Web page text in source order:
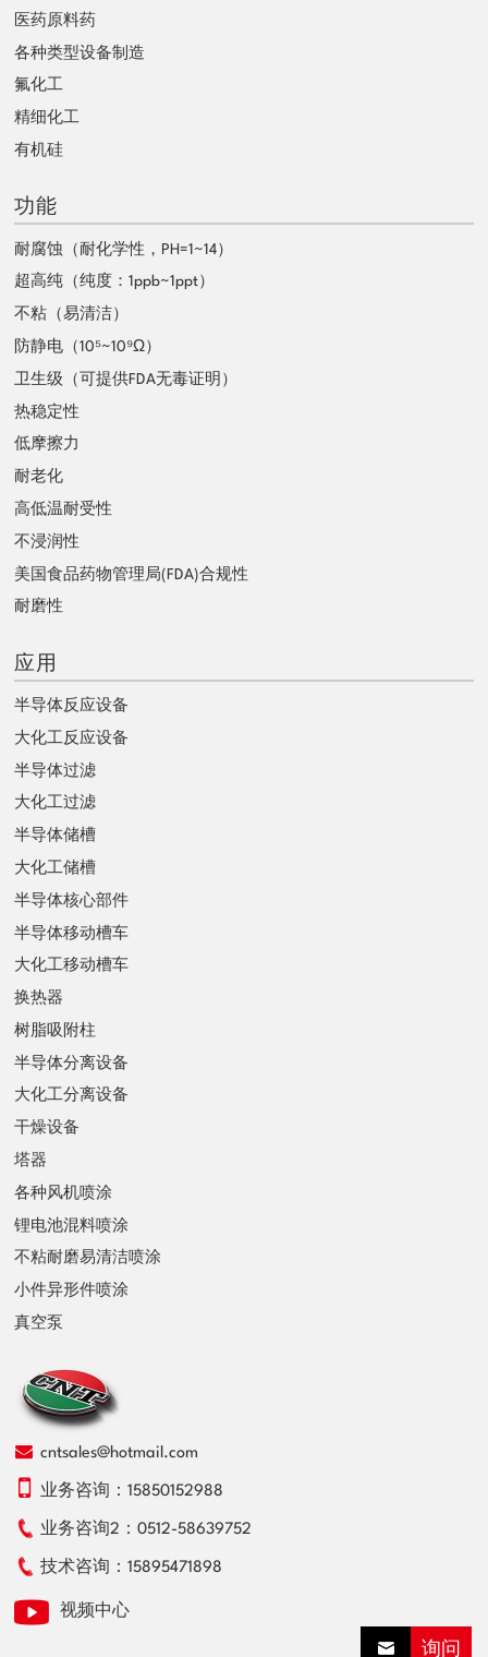
医药原料药
各种类型设备制造
氟化工
精细化工
有机硅
功能
耐腐蚀（耐化学性，PH=1~14）
超高纯（纯度：1ppb~1ppt）
不粘（易清洁）
防静电（10⁵~10⁹Ω）
卫生级（可提供FDA无毒证明）
热稳定性
低摩擦力
耐老化
高低温耐受性
不浸润性
美国食品药物管理局(FDA)合规性
耐磨性
应用
半导体反应设备
大化工反应设备
半导体过滤
大化工过滤
半导体储槽
大化工储槽
半导体核心部件
半导体移动槽车
大化工移动槽车
换热器
树脂吸附柱
半导体分离设备
大化工分离设备
干燥设备
塔器
各种风机喷涂
锂电池混料喷涂
不粘耐磨易清洁喷涂
小件异形件喷涂
真空泵
cntsales@hotmail.com
业务咨询：15850152988
业务咨询2：0512-58639752
技术咨询：15895471898
视频中心
询问